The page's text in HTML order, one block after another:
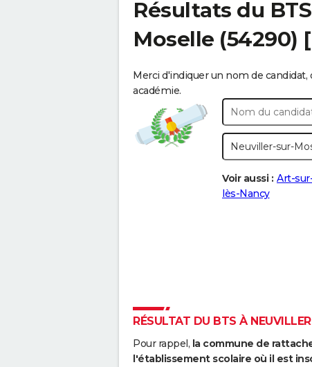
Résultats du
Moselle (54290)
Merci d'indiquer un nom de
académie.
Voir aussi : Art-
lès-Nancy
RÉSULTAT DU BTS À
Pour rappel, la commune de
l'établissement scolaire où il est